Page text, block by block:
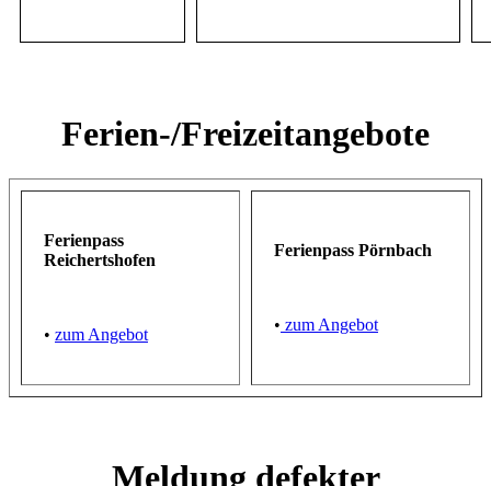
Ferien-/Freizeitangebote
Ferienpass
Reichertshofen
• zum Angebot
Ferienpass Pörnbach
• zum Angebot
Meldung defekter